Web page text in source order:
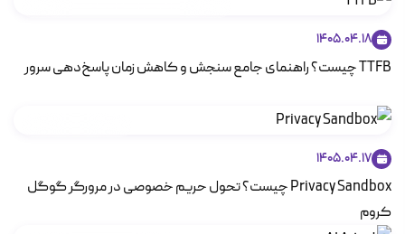
1405.04.18
TTFB چیست؟ راهنمای جامع سنجش و کاهش زمان پاسخ‌دهی سرور
1405.04.17
Privacy Sandbox چیست؟ تحول حریم خصوصی در مرورگر گوگل
کروم